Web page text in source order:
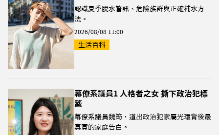
認識夏季脫水警訊、危險族群與正確補水方
法。
2026/08/08 11:00
生活百科
幕僚系議員1 人格者之女 撕下政治犯標
籤
幕僚系議員魏筠，道出政治犯家屬光環背後最
真實的家庭告白。